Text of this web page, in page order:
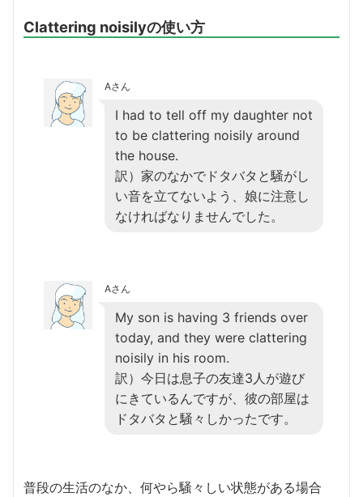
Clattering noisilyの使い方
Aさん
I had to tell off my daughter not
to be clattering noisily around
the house.
訳）家のなかでドタバタと騒がし
い音を立てないよう、娘に注意し
なければなりませんでした。
Aさん
My son is having 3 friends over
today, and they were clattering
noisily in his room.
訳）今日は息子の友達3人が遊び
にきているんですが、彼の部屋は
ドタバタと騒々しかったです。
普段の生活のなか、何やら騒々しい状態がある場合